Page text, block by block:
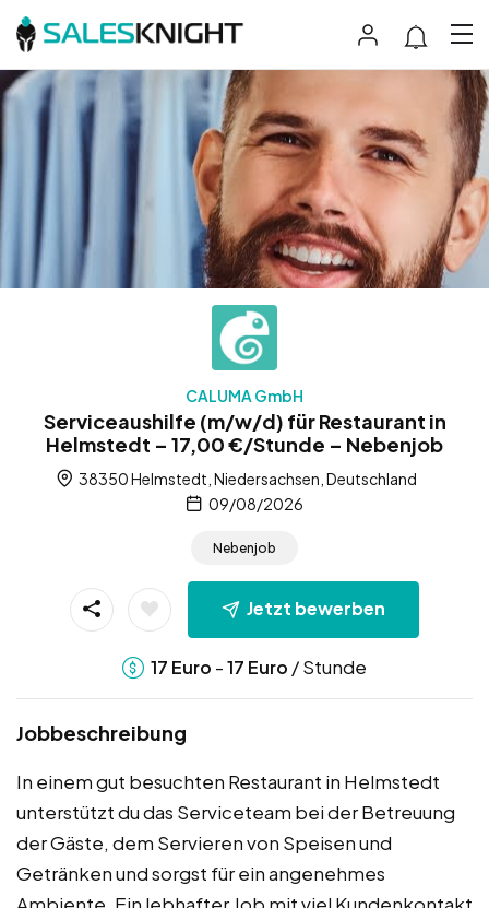
CALUMA GmbH
Serviceaushilfe (m/w/d) für Restaurant in
Helmstedt – 17,00 €/Stunde – Nebenjob
38350 Helmstedt, Niedersachsen, Deutschland
09/08/2026
Nebenjob
Jetzt bewerben
17 Euro -17 Euro / Stunde
Jobbeschreibung
In einem gut besuchten Restaurant in Helmstedt
unterstützt du das Serviceteam bei der Betreuung
der Gäste, dem Servieren von Speisen und
Getränken und sorgst für ein angenehmes